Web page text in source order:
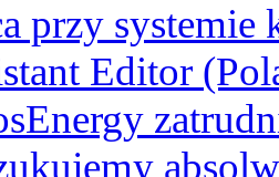
przy
Editor